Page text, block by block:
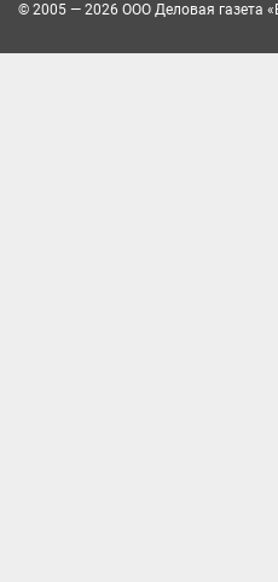
© 2005 — 2026 ООО Деловая газета